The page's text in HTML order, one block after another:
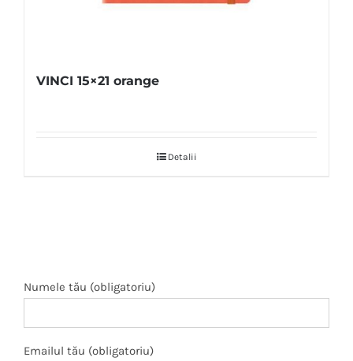
VINCI 15×21 orange
Detalii
Numele tău (obligatoriu)
Emailul tău (obligatoriu)